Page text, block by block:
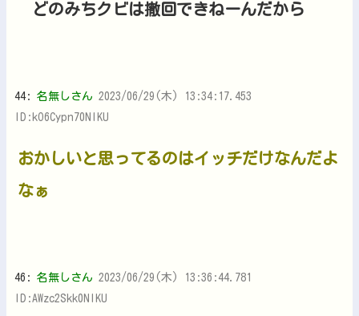
どのみちクビは撤回できねーんだから
44: 名無しさん 2023/06/29(木) 13:34:17.453
ID:kO6Cypn70NIKU
おかしいと思ってるのはイッチだけなんだよ
なぁ
46: 名無しさん 2023/06/29(木) 13:36:44.781
ID:AWzc2Skk0NIKU